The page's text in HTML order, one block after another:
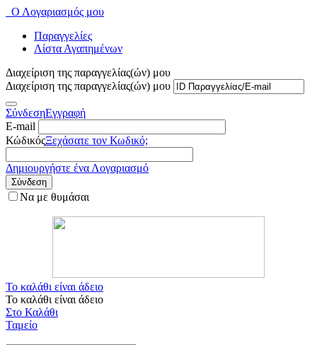
Ο Λογαριασμός μου
Παραγγελίες
Λίστα Αγαπημένων
Διαχείριση της παραγγελίας(ών) μου
Διαχείριση της παραγγελίας(ών) μου
ΣύνδεσηΕγγραφή
E-mail
ΚώδικόςΞεχάσατε τον Κωδικό;
Δημιουργήστε ένα Λογαριασμό
Σύνδεση
Να με θυμάσαι
Το καλάθι είναι άδειο
Το καλάθι είναι άδειο
Στο Καλάθι
Ταμείο